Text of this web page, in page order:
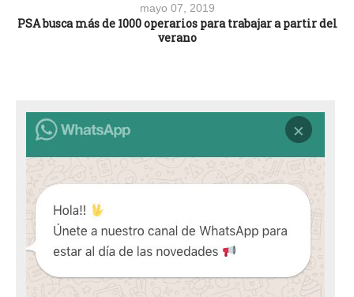
mayo 07, 2019
PSA busca más de 1000 operarios para trabajar a partir del
verano